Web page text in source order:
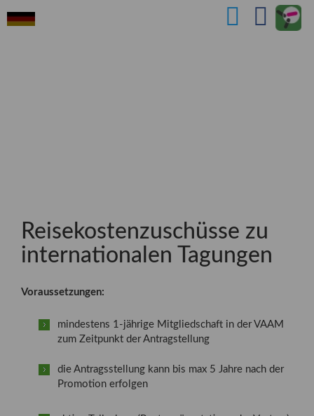
Reisekostenzuschüsse zu
internationalen Tagungen
Voraussetzungen:
mindestens 1-jährige Mitgliedschaft in der VAAM
zum Zeitpunkt der Antragstellung
die Antragsstellung kann bis max 5 Jahre nach der
Promotion erfolgen